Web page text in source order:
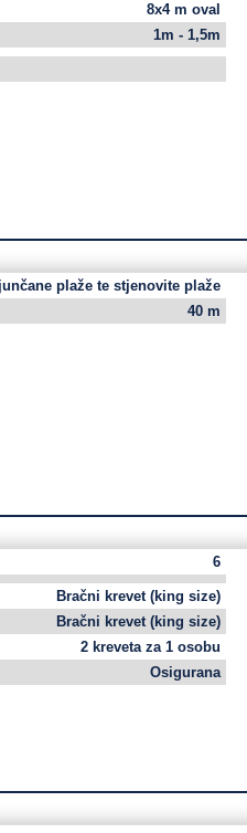
8x4 m oval
1m - 1,5m
plaže te stjenovite plaže
40 m
6
Bračni krevet (king size)
Bračni krevet (king size)
2 kreveta za 1 osobu
Osigurana